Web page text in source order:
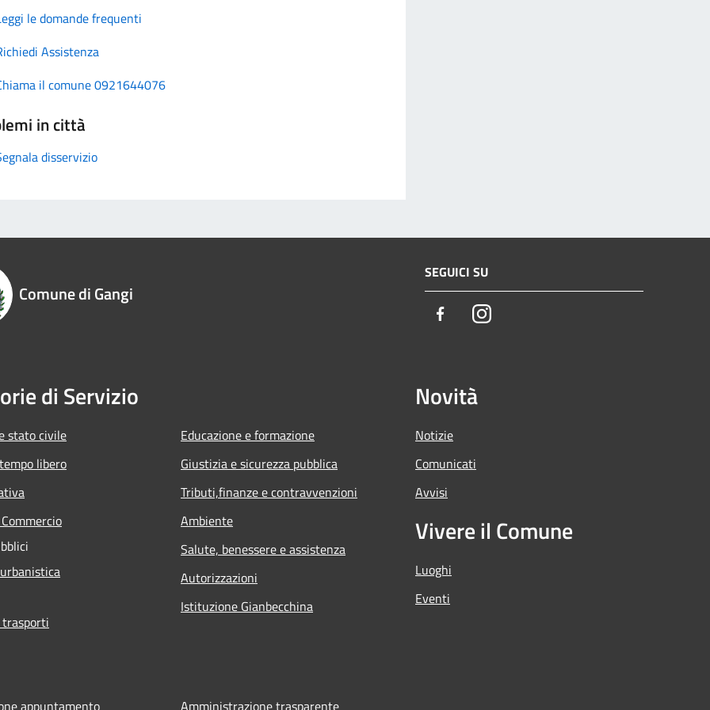
le domande frequenti
Assistenza
il comune 0921644076
in città
disservizio
Comune di Gangi
SEGUICI SU
FacebookInstagram
di Servizio
stato civile
libero
Educazione e formazione
Giustizia e sicurezza pubblica
Tributi,finanze e contravvenzioni
Ambiente
Salute, benessere e assistenza
Autorizzazioni
Istituzione Gianbecchina
Novità
Notizie
Comunicati
Avvisi
Vivere il Comune
Luoghi
Eventi
appuntamento Amministrazione trasparente